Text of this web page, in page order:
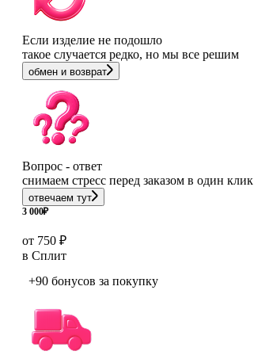
Если изделие не подошло
такое случается редко, но мы все решим
обмен и возврат
Вопрос - ответ
снимаем стресс перед заказом в один клик
отвечаем тут
3 000₽
от 750 ₽
в Сплит
+90 бонусов за покупку